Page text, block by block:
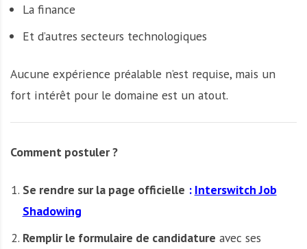
La finance
Et d’autres secteurs technologiques
Aucune expérience préalable n’est requise, mais un
fort intérêt pour le domaine est un atout.
Comment postuler ?
Se rendre sur la page officielle : Interswitch Job
Shadowing
Remplir le formulaire de candidature avec ses